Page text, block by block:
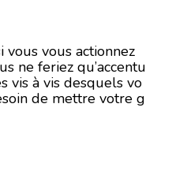
vous actionnez
ne feriez qu’accentu
vis à vis desquels vo
de mettre votre g